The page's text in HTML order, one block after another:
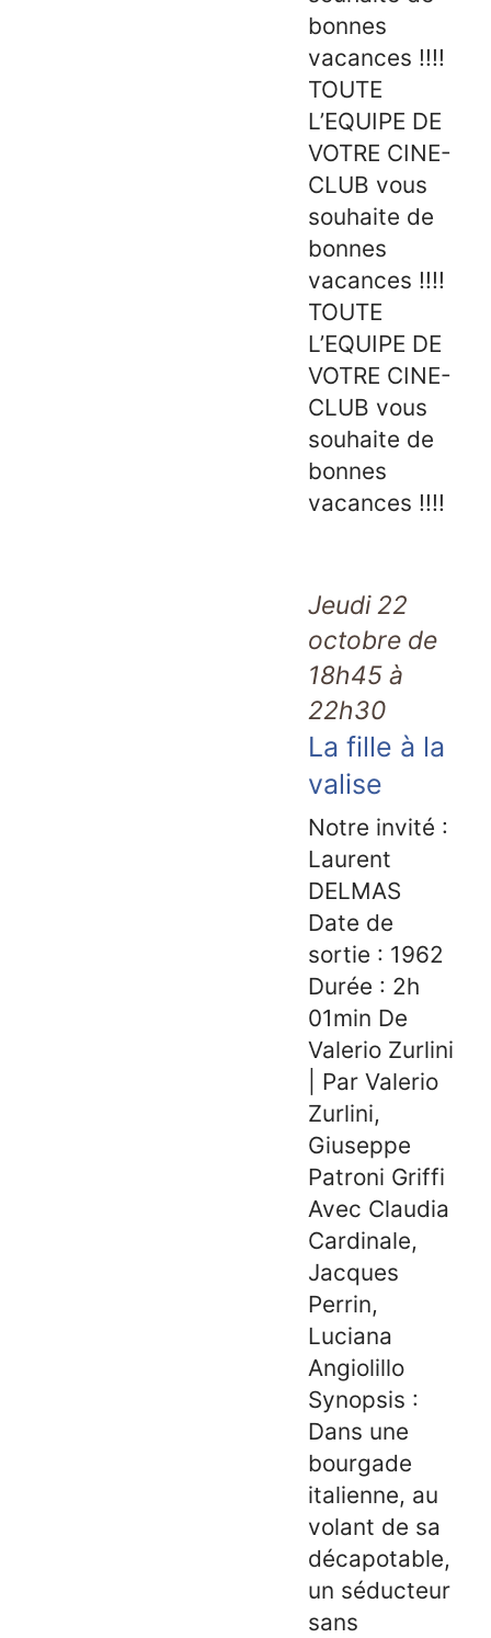
bonnes
vacances !!!!
TOUTE
L’EQUIPE DE
VOTRE CINE-
CLUB vous
souhaite de
bonnes
vacances !!!!
TOUTE
L’EQUIPE DE
VOTRE CINE-
CLUB vous
souhaite de
bonnes
vacances !!!!
Jeudi 22
octobre de
18h45 à
22h30
La fille à la
valise
Notre invité :
Laurent
DELMAS
Date de
sortie : 1962
Durée : 2h
01min De
Valerio Zurlini
| Par Valerio
Zurlini,
Giuseppe
Patroni Griffi
Avec Claudia
Cardinale,
Jacques
Perrin,
Luciana
Angiolillo
Synopsis :
Dans une
bourgade
italienne, au
volant de sa
décapotable,
un séducteur
sans